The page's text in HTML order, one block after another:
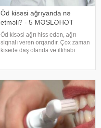
Öd kisəsi ağrıyanda nə
etməli? - 5 MƏSLƏHƏT
Öd kisəsi ağrı hiss edən, ağrı
siqnalı verən orqandır. Çox zaman
kisədə daş olanda və iltihabi
bu zaman hətta ağrıkəsic